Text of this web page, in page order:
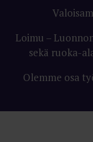
Loimu –
sekä ruoka-
Olemme osa